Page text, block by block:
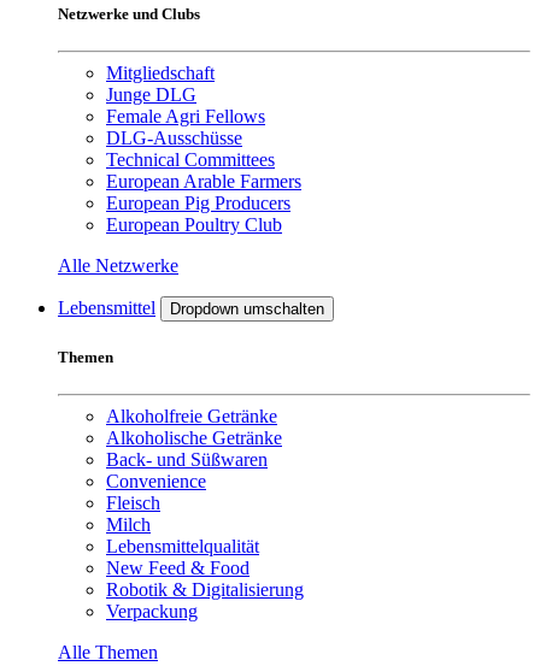
Netzwerke und Clubs
Mitgliedschaft
Junge DLG
Female Agri Fellows
DLG-Ausschüsse
Technical Committees
European Arable Farmers
European Pig Producers
European Poultry Club
Alle Netzwerke
Lebensmittel Dropdown umschalten
Themen
Alkoholfreie Getränke
Alkoholische Getränke
Back- und Süßwaren
Convenience
Fleisch
Milch
Lebensmittelqualität
New Feed & Food
Robotik & Digitalisierung
Verpackung
Alle Themen